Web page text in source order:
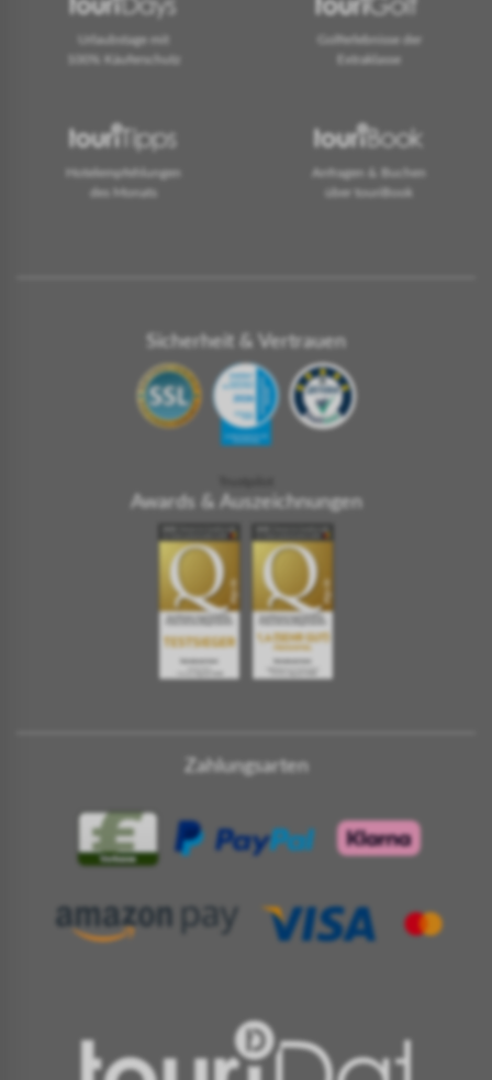
Urlaubstage mit
100% Käuferschutz
Golferlebnisse der
Extraklasse
Hotelempfehlungen
des Monats
Anfragen & Buchen
über touriBook
Sicherheit & Vertrauen
Awards & Auszeichnungen
Zahlungsarten